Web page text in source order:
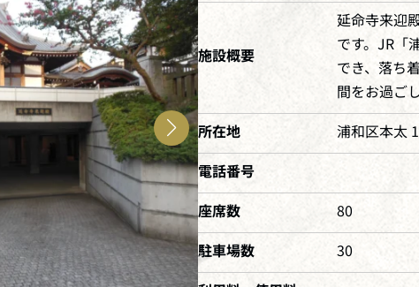
施設概要
延命寺来迎
です。JR「
でき、落ち
間をお過ご
所在地
浦和区本太
電話番号
座席数
80
駐車場数
30